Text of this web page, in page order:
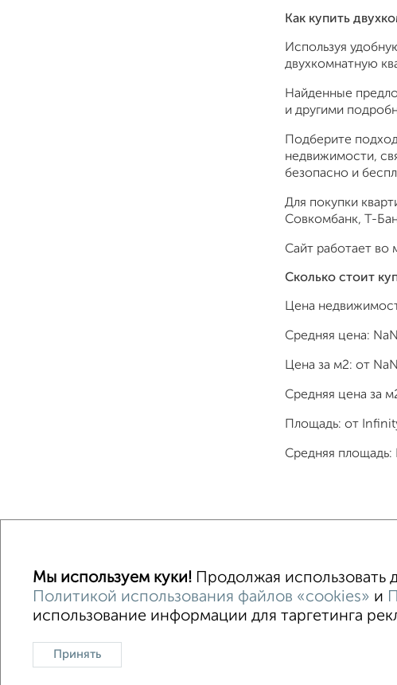
Как купить
Используя
двухкомнатную
Найденные
и другими
Подберите
недвижимости,
безопасно и
Для покупки
Совкомбанк, Т-
Сайт работает во
Сколько стоит
Цена
Средняя цена: NaN
Цена за м2: от NaN
Средняя цена за
Площадь: от
Средняя площадь:
В
Контакты Политика конфиденциальности
О проекте
Мы используем куки! Продолжая использовать
Политикой использования файлов «cookies» и
использование информации для таргетинга
Принять